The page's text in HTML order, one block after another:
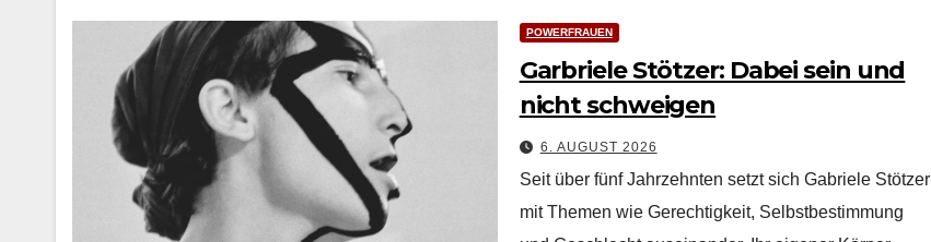
POWERFRAUEN
Garbriele Stötzer: Dabei sein und
nicht schweigen
6. AUGUST 2026
Seit über fünf Jahrzehn­ten set­zt sich Gabriele Stötzer
mit The­men wie Gerechtigkeit, Selb­st­bes­tim­mung